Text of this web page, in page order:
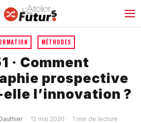
· MÉTHODES
· Comment
prospective
l’innovation ?
12 mai 2020 1 min de lecture